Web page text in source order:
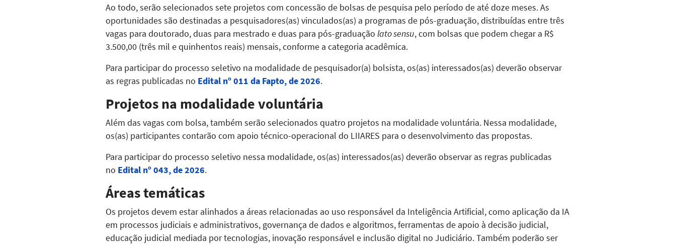
Ao todo, serão selecionados sete projetos com concessão de bolsas de pesquisa pelo período de até doze meses. As
oportunidades são destinadas a pesquisadores(as) vinculados(as) a programas de pós-graduação, distribuídas entre três
vagas para doutorado, duas para mestrado e duas para pós-graduação lato sensu, com bolsas que podem chegar a R$
3.500,00 (três mil e quinhentos reais) mensais, conforme a categoria acadêmica.
Para participar do processo seletivo na modalidade de pesquisador(a) bolsista, os(as) interessados(as) deverão observar
as regras publicadas no Edital nº 011 da Fapto, de 2026.
Projetos na modalidade voluntária
Além das vagas com bolsa, também serão selecionados quatro projetos na modalidade voluntária. Nessa modalidade,
os(as) participantes contarão com apoio técnico-operacional do LIIARES para o desenvolvimento das propostas.
Para participar do processo seletivo nessa modalidade, os(as) interessados(as) deverão observar as regras publicadas
no Edital nº 043, de 2026.
Áreas temáticas
Os projetos devem estar alinhados a áreas relacionadas ao uso responsável da Inteligência Artificial, como aplicação da IA
em processos judiciais e administrativos, governança de dados e algoritmos, ferramentas de apoio à decisão judicial,
educação judicial mediada por tecnologias, inovação responsável e inclusão digital no Judiciário. Também poderão ser